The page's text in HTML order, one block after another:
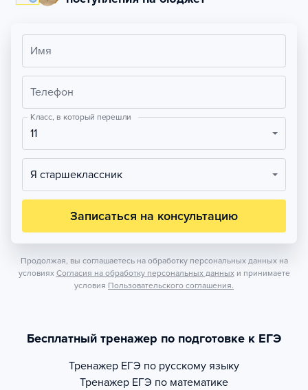
Имя
Телефон
Класс, в который перешли
11
Я старшеклассник
Записаться на консультацию
Продолжая, вы соглашаетесь на обработку персональных данных на
условиях Согласия на обработку персональных данных и принимаете
условия Пользовательского соглашения.
Бесплатный тренажер по подготовке к ЕГЭ
Тренажер ЕГЭ по русскому языку
Тренажер ЕГЭ по математике